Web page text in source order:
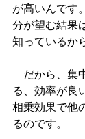
が高いんです
分が望む結果
知っているか
だから、集
る、効率が良
相乗効果で他
るのです。